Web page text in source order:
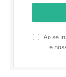
Ao se
e